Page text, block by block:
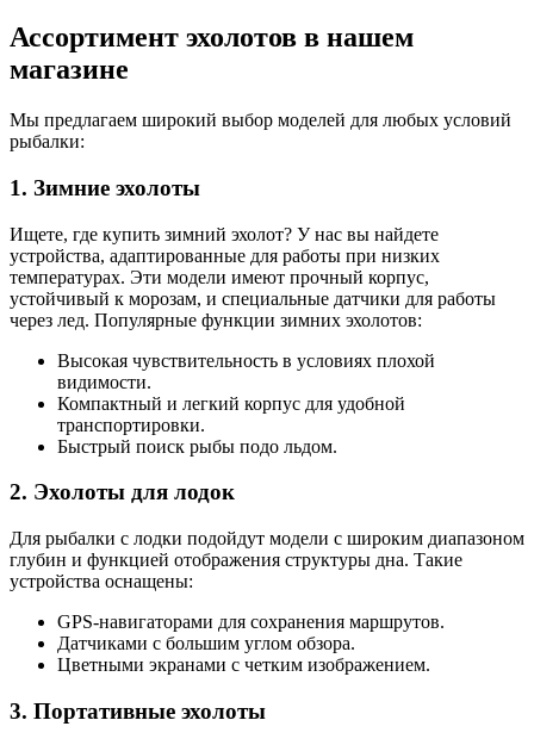
Ассортимент эхолотов в нашем
магазине
Мы предлагаем широкий выбор моделей для любых условий
рыбалки:
1. Зимние эхолоты
Ищете, где купить зимний эхолот? У нас вы найдете
устройства, адаптированные для работы при низких
температурах. Эти модели имеют прочный корпус,
устойчивый к морозам, и специальные датчики для работы
через лед. Популярные функции зимних эхолотов:
Высокая чувствительность в условиях плохой
видимости.
Компактный и легкий корпус для удобной
транспортировки.
Быстрый поиск рыбы подо льдом.
2. Эхолоты для лодок
Для рыбалки с лодки подойдут модели с широким диапазоном
глубин и функцией отображения структуры дна. Такие
устройства оснащены:
GPS-навигаторами для сохранения маршрутов.
Датчиками с большим углом обзора.
Цветными экранами с четким изображением.
3. Портативные эхолоты